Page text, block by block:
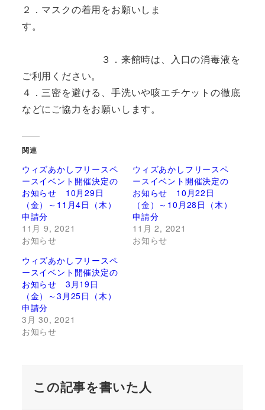
２．マスクの着用をお願いしま
す。
３．来館時は、入口の消毒液を
ご利用ください。
４．三密を避ける、手洗いや咳エチケットの徹底
などにご協力をお願いします。
関連
ウィズあかしフリースペ
ースイベント開催決定の
お知らせ 10月29日
（金）～11月4日（木）
申請分
11月 9, 2021
お知らせ
ウィズあかしフリースペ
ースイベント開催決定の
お知らせ 10月22日
（金）～10月28日（木）
申請分
11月 2, 2021
お知らせ
ウィズあかしフリースペ
ースイベント開催決定の
お知らせ 3月19日
（金）～3月25日（木）
申請分
3月 30, 2021
お知らせ
この記事を書いた人